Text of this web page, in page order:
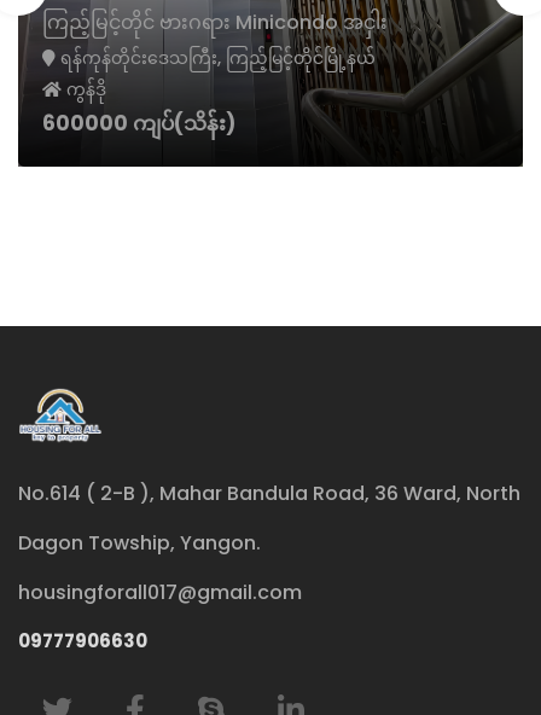
ကြည့်မြင့်တိုင် ဗားဂရား Minicondo အငှါး
ရန်ကုန်တိုင်းဒေသကြီး, ကြည့်မြင့်တိုင်မြို့နယ်
ကွန်ဒို
600000 ကျပ်(သိန်း)
No.614 ( 2-B ), Mahar Bandula Road, 36 Ward, North
Dagon Towship, Yangon.
housingforall017@gmail.com
09777906630